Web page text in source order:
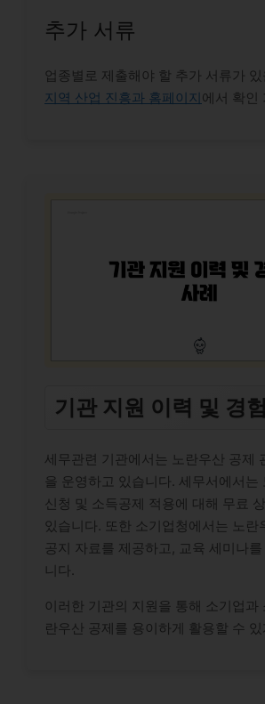
추가 서류
업종별로 제출해야 할 추가 서류가
지역 산업 진흥과 홈페이지에서 확인
기관 지원 이력 및 경
세무관련 기관에서는 노란우산 공제
을 운영하고 있습니다. 세무서에서는
신청 및 소득공제 적용에 대해 무료
있습니다. 또한 소기업청에서는 노란
공지 자료를 제공하고, 교육 세미나
니다.
이러한 기관의 지원을 통해 소기업과
란우산 공제를 용이하게 활용할 수